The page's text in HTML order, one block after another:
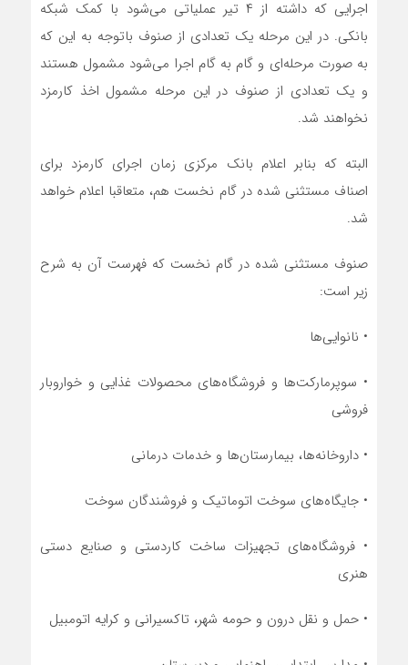
اجرایی که داشته از ۴ تیر عملیاتی می‌شود با کمک شبکه
بانکی. در این مرحله یک تعدادی از صنوف باتوجه به این که
به صورت مرحله‌ای و گام به گام اجرا می‌شود مشمول هستند
و یک تعدادی از صنوف در این مرحله مشمول اخذ کارمزد
نخواهند شد.
البته که بنابر اعلام بانک مرکزی زمان اجرای کارمزد برای
اصناف مستثنی شده در گام نخست هم، متعاقبا اعلام خواهد
شد.
صنوف مستثنی شده در گام نخست که فهرست آن به شرح
زیر است:
• نانوایی‌ها
• سوپرمارکت‌ها و فروشگاه‌های محصولات غذایی و خواروبار
فروشی
• داروخانه‌ها، بیمارستان‌ها و خدمات درمانی
• جایگاه‌های سوخت اتوماتیک و فروشندگان سوخت
• فروشگاه‌های تجهیزات ساخت کاردستی و صنایع دستی
هنری
• حمل و نقل درون و حومه شهر، تاکسیرانی و کرایه اتومبیل